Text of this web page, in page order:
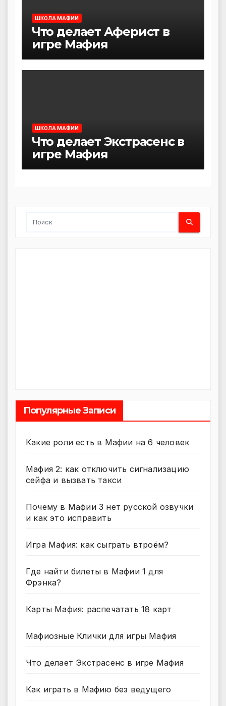
ШКОЛА МАФИИ
Что делает Аферист в
игре Мафия
ШКОЛА МАФИИ
Что делает Экстрасенс в
игре Мафия
Популярные Записи
Какие роли есть в Мафии на 6 человек
Мафия 2: как отключить сигнализацию
сейфа и вызвать такси
Почему в Мафии 3 нет русской озвучки
и как это исправить
Игра Мафия: как сыграть втроём?
Где найти билеты в Мафии 1 для
Фрэнка?
Карты Мафия: распечатать 18 карт
Мафиозные Клички для игры Мафия
Что делает Экстрасенс в игре Мафия
Как играть в Мафию без ведущего